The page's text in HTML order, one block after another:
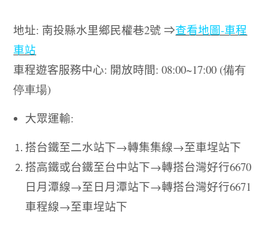
地址: 南投縣水里鄉民權巷2號 ⇒查看地圖-車程
車站
車程遊客服務中心: 開放時間: 08:00~17:00 (備有
停車場)
大眾運輸:
搭台鐵至二水站下→轉集集線→至車埕站下
搭高鐵或台鐵至台中站下→轉搭台灣好行6670
日月潭線→至日月潭站下→轉搭台灣好行6671
車程線→至車埕站下